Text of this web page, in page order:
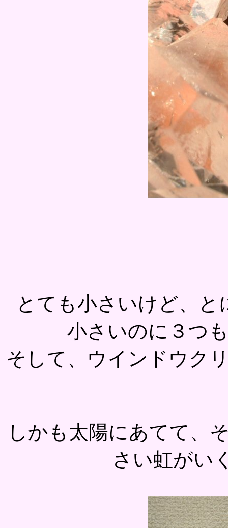
とても小さいけど、
小さいのに３つ
そして、ウインドウク
しかも太陽にあてて、
さい虹がい